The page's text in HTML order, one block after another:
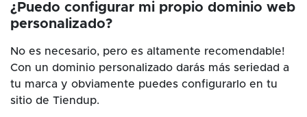
¿Puedo configurar mi propio dominio web
personalizado?
No es necesario, pero es altamente recomendable!
Con un dominio personalizado darás más seriedad a
tu marca y obviamente puedes configurarlo en tu
sitio de Tiendup.